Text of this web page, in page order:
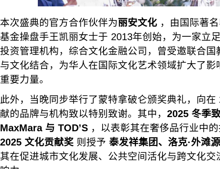
本次盛典的官方合作伙伴为丽安文化 ，由国际著
基金操盘手王凯丽女士于 2013年创始，为一家立
投资管理机构，综合文化金融公司，曾受邀联合
与文化结合，为华人在国际文化艺术领域扩大了
重要力量。
此外，当晚同步举行了蒙特拿破仑颁奖典礼，向
献的品牌与机构致以特别致谢。其中， 2025 冬季
MaxMara 与 TOD’S ，以表彰其在奢侈品行业中
2025 文化贡献奖 则授予 泰发祥集团、洛克·外滩
其在促进城市文化发展、公共空间活化与跨文化